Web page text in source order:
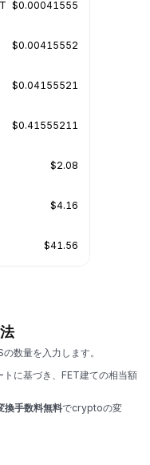
$0.00041555
$0.00415552
$0.04155521
$0.41555211
$2.08
$4.16
$41.56
数量を入力します。
トに基づき、FET建ての相当額
換手数料無料でcryptoの変